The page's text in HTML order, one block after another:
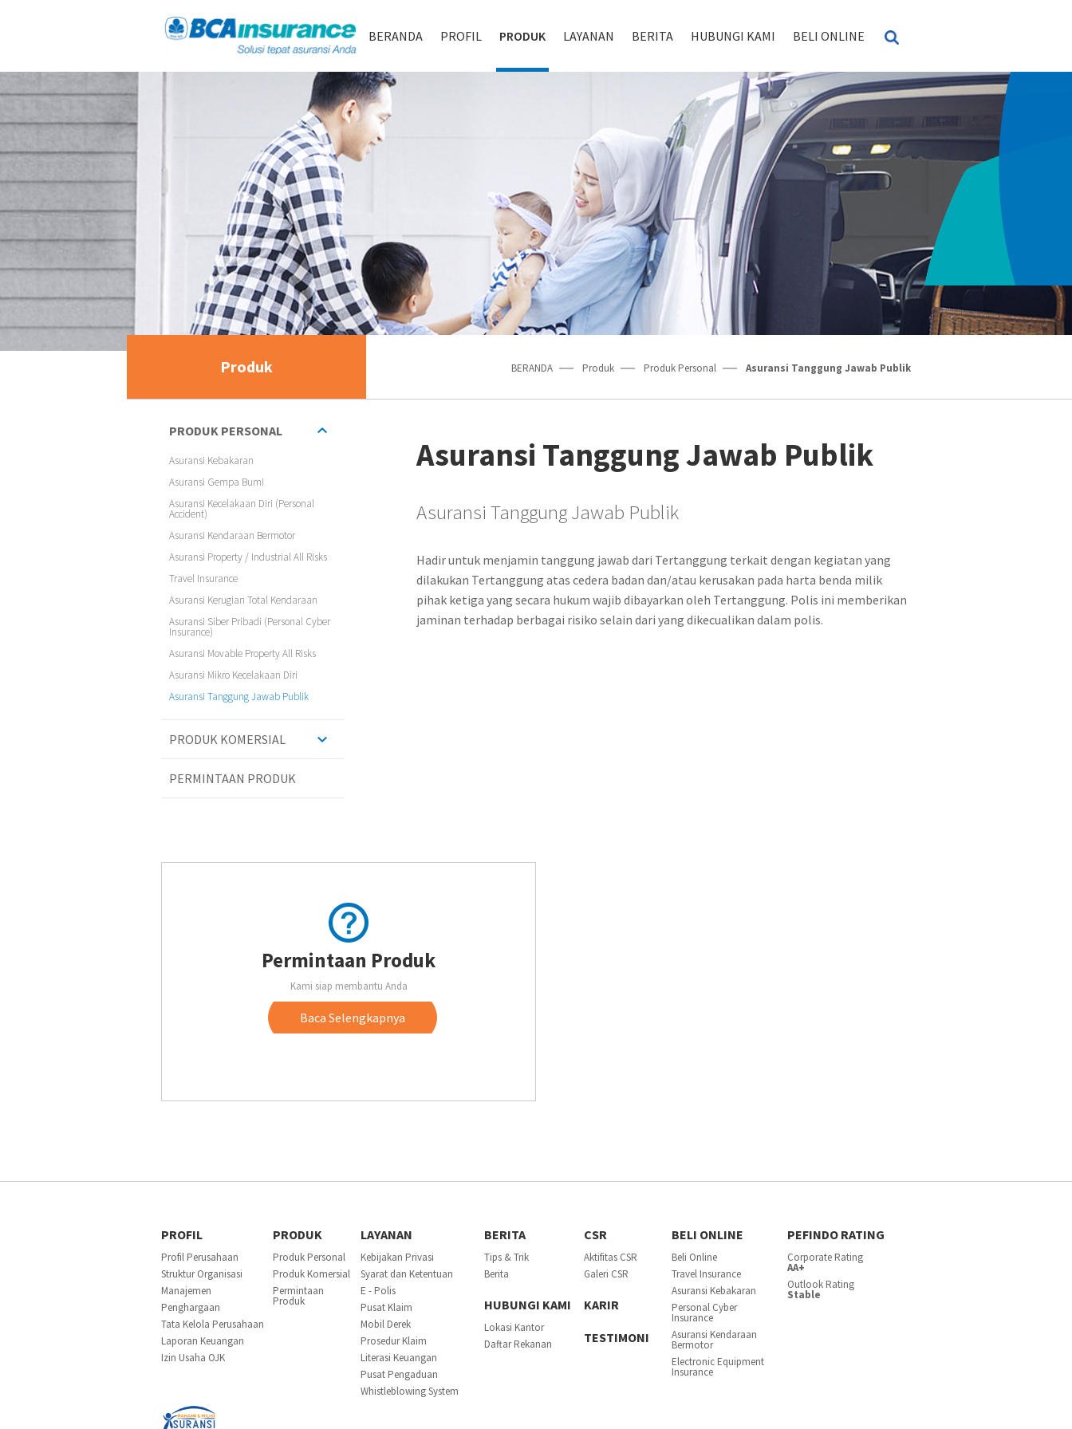
BERANDA PROFIL PRODUK LAYANAN BERITA HUBUNGI KAMI BELI ONLINE
Produk BERANDA Produk Produk Personal Asuransi Tanggung Jawab Publik
PRODUK PERSONAL
Asuransi Kebakaran
Asuransi Gempa Bumi
Asuransi Kecelakaan Diri (Personal
Accident)
Asuransi Kendaraan Bermotor
Asuransi Property / Industrial All Risks
Travel Insurance
Asuransi Kerugian Total Kendaraan
Asuransi Siber Pribadi (Personal Cyber
Insurance)
Asuransi Movable Property All Risks
Asuransi Mikro Kecelakaan Diri
Asuransi Tanggung Jawab Publik
PRODUK KOMERSIAL
PERMINTAAN PRODUK
Asuransi Tanggung Jawab Publik
Asuransi Tanggung Jawab Publik
Hadir untuk menjamin tanggung jawab dari Tertanggung terkait dengan kegiatan yang
dilakukan Tertanggung atas cedera badan dan/atau kerusakan pada harta benda milik
pihak ketiga yang secara hukum wajib dibayarkan oleh Tertanggung. Polis ini memberikan
jaminan terhadap berbagai risiko selain dari yang dikecualikan dalam polis.
Permintaan Produk
Kami siap membantu Anda
Baca Selengkapnya
PROFIL
Profil Perusahaan
Struktur Organisasi
Manajemen
Penghargaan
Tata Kelola Perusahaan
Laporan Keuangan
Izin Usaha OJK
PRODUK
Produk Personal
Produk Komersial
Permintaan
Produk
LAYANAN
Kebijakan Privasi
Syarat dan Ketentuan
E - Polis
Pusat Klaim
Mobil Derek
Prosedur Klaim
Literasi Keuangan
Pusat Pengaduan
Whistleblowing System
BERITA
Tips & Trik
Berita
HUBUNGI KAMI
Lokasi Kantor
Daftar Rekanan
CSR
Aktifitas CSR
Galeri CSR
KARIR
TESTIMONI
BELI ONLINE
Beli Online
Travel Insurance
Asuransi Kebakaran
Personal Cyber
Insurance
Asuransi Kendaraan
Bermotor
Electronic Equipment
Insurance
PEFINDO RATING
Corporate Rating
AA+
Outlook Rating
Stable